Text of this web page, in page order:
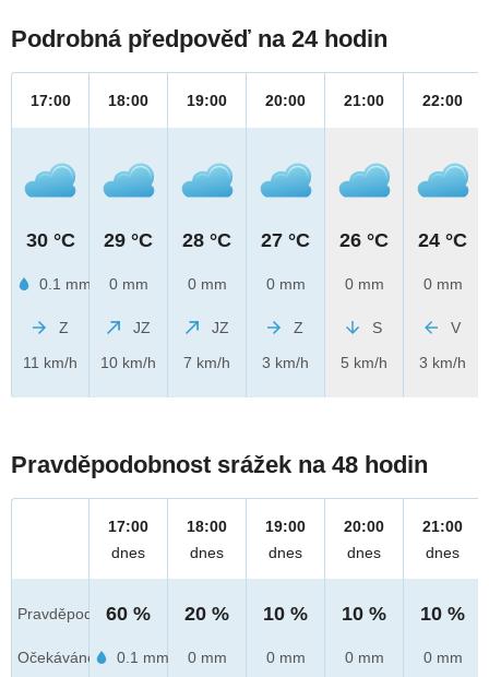
Podrobná předpověď na 24 hodin
17:00
30 °C
0.1 mm
Z
11 km/h
18:00
29 °C
0 mm
JZ
10 km/h
19:00
28 °C
0 mm
JZ
7 km/h
20:00
27 °C
0 mm
Z
3 km/h
21:00
26 °C
0 mm
S
5 km/h
22:00
24 °C
0 mm
V
3 km/h
Pravděpodobnost srážek na 48 hodin
Pravděpod.
Očekáváno
17:00
dnes
60 %
0.1 mm
18:00
dnes
20 %
0 mm
19:00
dnes
10 %
0 mm
20:00
dnes
10 %
0 mm
21:00
dnes
10 %
0 mm